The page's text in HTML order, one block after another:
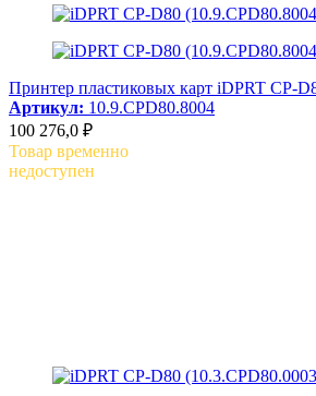
Принтер пластиковых карт iDPRT CP-
Артикул: 10.9.CPD80.8004
100 276,0 ₽
Товар временно
недоступен